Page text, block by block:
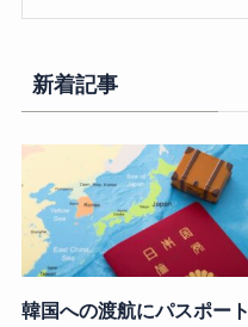
新着記事
韓国への渡航にパスポート